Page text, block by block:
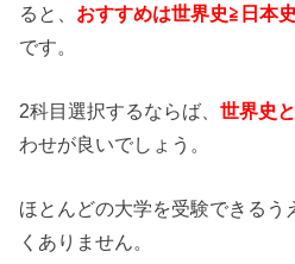
ると、 おすすめは世界史≧日本
です。
2科目選択するならば、世界史
わせが良いでしょう。
ほとんどの大学を受験できるう
くありません。